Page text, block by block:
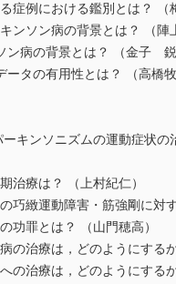
症例における鑑別とは？
ンソン病の背景とは？ （陣
ン病の背景とは？ （金子 鋭
タの有用性とは？ （高橋牧
キンソニズムの運動症状の
治療は？ （上村紀仁）
巧緻運動障害・筋強剛に対
功罪とは？ （山門穂高）
の治療は，どのようにする
の治療は，どのようにする